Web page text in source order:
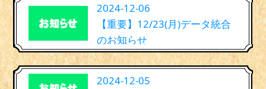
2024-12-06
【重要】12/23(月)データ統合
のお知らせ
2024-12-05